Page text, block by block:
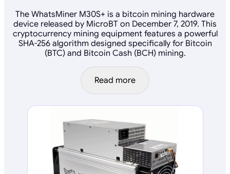
The WhatsMiner M30S+ is a bitcoin mining hardware
device released by MicroBT on December 7, 2019. This
cryptocurrency mining equipment features a powerful
SHA-256 algorithm designed specifically for Bitcoin
(BTC) and Bitcoin Cash (BCH) mining.
Read more